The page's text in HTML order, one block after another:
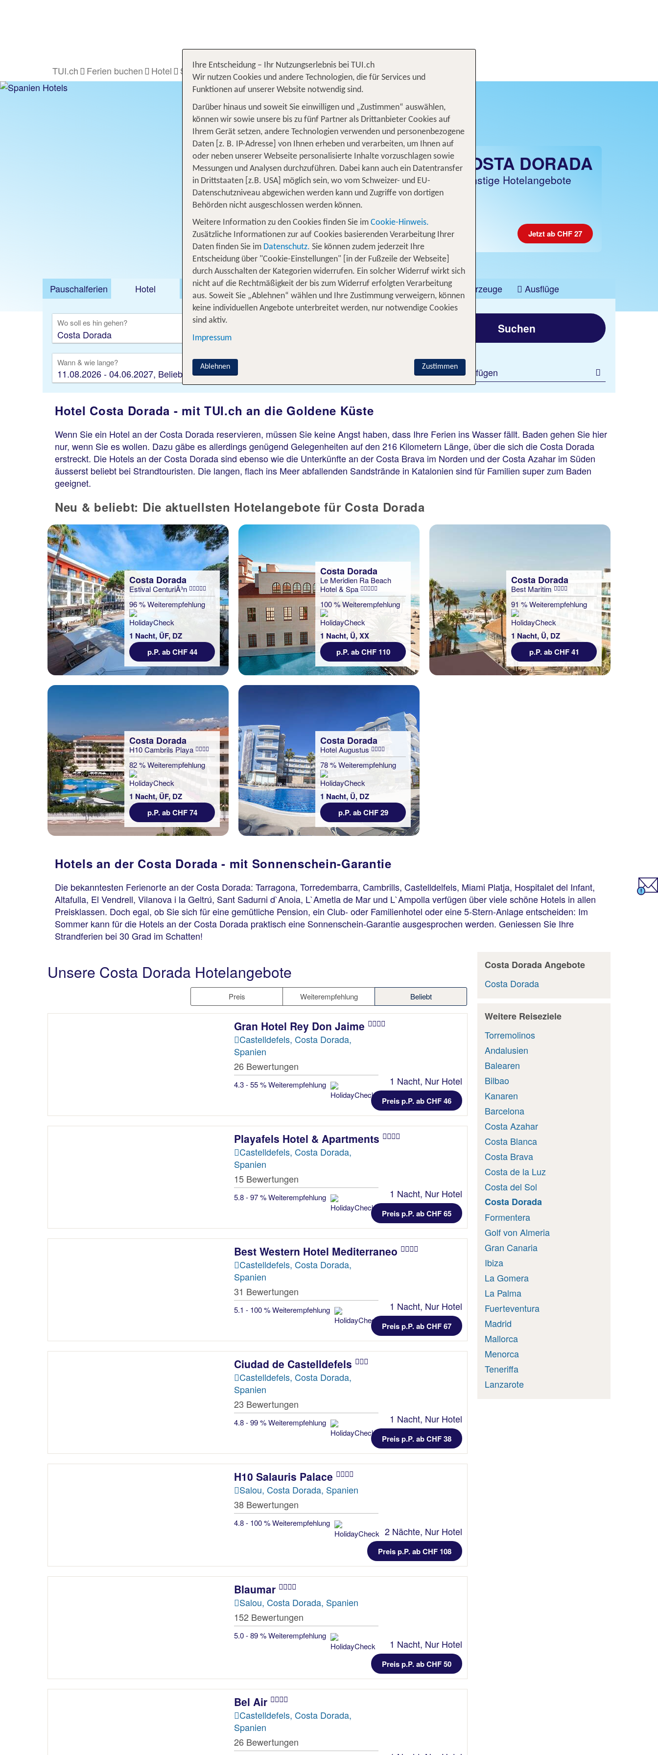
TUI.ch Ferien buchen Hotel Spanien Costa Dorada
COSTA DORADA
Günstige Hotelangebote
Jetzt ab CHF 27
Pauschalferien Hotel Städtereisen % DEALS Ferienhaus Kreuzfahrten Fahrzeuge Ausflüge
Wo soll es hin gehen?
Wann & wie lange?
11.08.2026 - 04.06.2027, Beliebig
Suchen
Filter hinzufügen
Hotel Costa Dorada - mit TUI.ch an die Goldene Küste
Wenn Sie ein Hotel an der Costa Dorada reservieren, müssen Sie keine Angst haben, dass Ihre Ferien ins Wasser fällt. Baden gehen Sie hier
nur, wenn Sie es wollen. Dazu gäbe es allerdings genügend Gelegenheiten auf den 216 Kilometern Länge, über die sich die Costa Dorada
erstreckt. Die Hotels an der Costa Dorada sind ebenso wie die Unterkünfte an der Costa Brava im Norden und der Costa Azahar im Süden
äusserst beliebt bei Strandtouristen. Die langen, flach ins Meer abfallenden Sandstrände in Katalonien sind für Familien super zum Baden
geeignet.
Neu & beliebt: Die aktuellsten Hotelangebote für Costa Dorada
Costa Dorada
Estival CenturiÃ³n
96 % Weiterempfehlung
1 Nacht, ÜF, DZ
p.P. ab CHF 44
Costa Dorada
Le Meridien Ra Beach
Hotel & Spa
100 % Weiterempfehlung
1 Nacht, Ü, XX
p.P. ab CHF 110
Costa Dorada
Best Maritim
91 % Weiterempfehlung
1 Nacht, Ü, DZ
p.P. ab CHF 41
Costa Dorada
H10 Cambrils Playa
82 % Weiterempfehlung
1 Nacht, ÜF, DZ
p.P. ab CHF 74
Costa Dorada
Hotel Augustus
78 % Weiterempfehlung
1 Nacht, Ü, DZ
p.P. ab CHF 29
Hotels an der Costa Dorada - mit Sonnenschein-Garantie
Die bekanntesten Ferienorte an der Costa Dorada: Tarragona, Torredembarra, Cambrills, Castelldelfels, Miami Platja, Hospitalet del Infant,
Altafulla, El Vendrell, Vilanova i la Geltrú, Sant Sadurni d`Anoia, L`Ametla de Mar und L`Ampolla verfügen über viele schöne Hotels in allen
Preisklassen. Doch egal, ob Sie sich für eine gemütliche Pension, ein Club- oder Familienhotel oder eine 5-Stern-Anlage entscheiden: Im
Sommer kann für die Hotels an der Costa Dorada praktisch eine Sonnenschein-Garantie ausgesprochen werden. Geniessen Sie Ihre
Strandferien bei 30 Grad im Schatten!
Unsere Costa Dorada Hotelangebote
Preis Weiterempfehlung Beliebt
Gran Hotel Rey Don Jaime
Castelldefels, Costa Dorada,
Spanien
26 Bewertungen
4.3 - 55 % Weiterempfehlung 1 Nacht, Nur Hotel
Preis p.P. ab CHF 46
Playafels Hotel & Apartments
Castelldefels, Costa Dorada,
Spanien
15 Bewertungen
5.8 - 97 % Weiterempfehlung 1 Nacht, Nur Hotel
Preis p.P. ab CHF 65
Best Western Hotel Mediterraneo
Castelldefels, Costa Dorada,
Spanien
31 Bewertungen
5.1 - 100 % Weiterempfehlung 1 Nacht, Nur Hotel
Preis p.P. ab CHF 67
Ciudad de Castelldefels
Castelldefels, Costa Dorada,
Spanien
23 Bewertungen
4.8 - 99 % Weiterempfehlung 1 Nacht, Nur Hotel
Preis p.P. ab CHF 38
H10 Salauris Palace
Salou, Costa Dorada, Spanien
38 Bewertungen
4.8 - 100 % Weiterempfehlung
2 Nächte, Nur Hotel
Preis p.P. ab CHF 108
Blaumar
Salou, Costa Dorada, Spanien
152 Bewertungen
5.0 - 89 % Weiterempfehlung
1 Nacht, Nur Hotel
Preis p.P. ab CHF 50
Bel Air
Castelldefels, Costa Dorada,
Spanien
26 Bewertungen
Costa Dorada Angebote
Costa Dorada
Weitere Reiseziele
Torremolinos
Andalusien
Balearen
Bilbao
Kanaren
Barcelona
Costa Azahar
Costa Blanca
Costa Brava
Costa de la Luz
Costa del Sol
Costa Dorada
Formentera
Golf von Almeria
Gran Canaria
Ibiza
La Gomera
La Palma
Fuerteventura
Madrid
Mallorca
Menorca
Teneriffa
Lanzarote
Ihre Entscheidung – Ihr Nutzungserlebnis bei TUI.ch
Wir nutzen Cookies und andere Technologien, die für Services und
Funktionen auf unserer Website notwendig sind.
Darüber hinaus und soweit Sie einwilligen und „Zustimmen“ auswählen,
können wir sowie unsere bis zu fünf Partner als Drittanbieter Cookies auf
Ihrem Gerät setzen, andere Technologien verwenden und personenbezogene
Daten [z. B. IP-Adresse] von Ihnen erheben und verarbeiten, um Ihnen auf
oder neben unserer Webseite personalisierte Inhalte vorzuschlagen sowie
Messungen und Analysen durchzuführen. Dabei kann auch ein Datentransfer
in Drittstaaten [z.B. USA] möglich sein, wo vom Schweizer- und EU-
Datenschutzniveau abgewichen werden kann und Zugriffe von dortigen
Behörden nicht ausgeschlossen werden können.
Weitere Information zu den Cookies finden Sie im Cookie-Hinweis.
Zusätzliche Informationen zur auf Cookies basierenden Verarbeitung Ihrer
Daten finden Sie im Datenschutz. Sie können zudem jederzeit Ihre
Entscheidung über "Cookie-Einstellungen" [in der Fußzeile der Webseite]
durch Ausschalten der Kategorien widerrufen. Ein solcher Widerruf wirkt sich
nicht auf die Rechtmäßigkeit der bis zum Widerruf erfolgten Verarbeitung
aus. Soweit Sie „Ablehnen“ wählen und Ihre Zustimmung verweigern, können
keine individuellen Angebote unterbreitet werden, nur notwendige Cookies
sind aktiv.
Impressum
Zustimmen
Ablehnen